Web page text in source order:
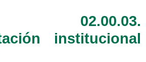
02.00.03.
institucional